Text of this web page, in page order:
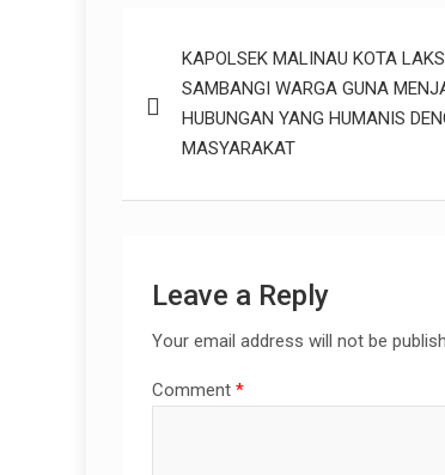
o
o
k
A
p
p
navigation
KAPOLSEK MALINAU KOTA
SAMBANGI WARGA GUNA
HUBUNGAN YANG HUMANIS
MASYARAKAT
Leave a Reply
Your email address will not be
Comment *